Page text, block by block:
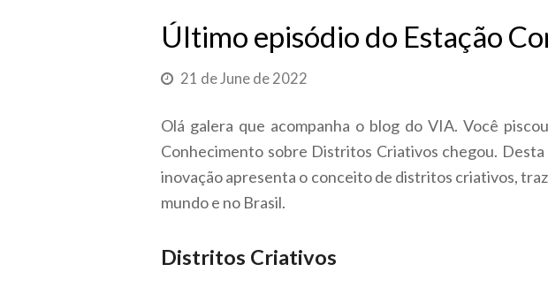
Último episódio do Estação
21 de June de 2022
Olá galera que acompanha o blog do VIA. Você
Conhecimento sobre Distritos Criativos chegou.
inovação apresenta o conceito de distritos criativos,
mundo e no Brasil.
Distritos Criativos